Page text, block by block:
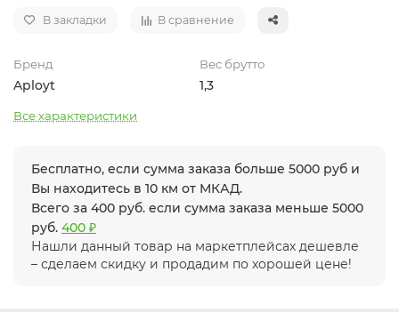
В закладки В сравнение
Бренд
Aployt
Вес брутто
1,3
Все характеристики
Бесплатно, если сумма заказа больше 5000 руб и
Вы находитесь в 10 км от МКАД.
Всего за 400 руб. если сумма заказа меньше 5000
руб. 400 ₽
Нашли данный товар на маркетплейсах дешевле
– сделаем скидку и продадим по хорошей цене!